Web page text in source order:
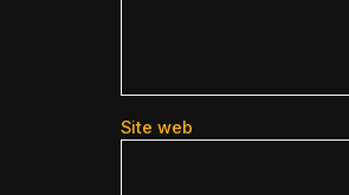
Site web